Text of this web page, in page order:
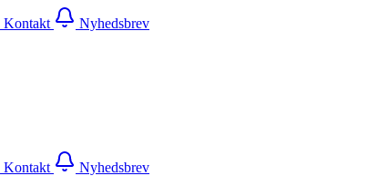
Kontakt
Nyhedsbrev
Kontakt Nyhedsbrev